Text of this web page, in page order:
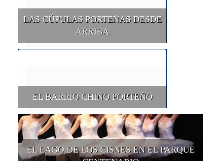
LAS CÚPULAS PORTEÑAS DESDE
ARRIBA
EL BARRIO CHINO PORTEÑO
EL LAGO DE LOS CISNES EN EL PARQUE